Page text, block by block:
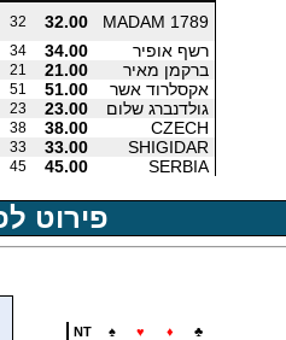
MADAM 1789
32.00
32
רשף אופיר
34.00
34
ברקמן מאיר
21.00
21
אקסלרוד אשר
51.00
51
גולדנברג שלום
23.00
23
CZECH
38.00
38
SHIGIDAR
33.00
33
SERBIA
45.00
45
פירוט
NT ♠ ♥ ♦
♣